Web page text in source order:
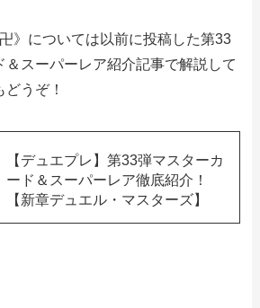
》については以前に投稿した第33
＆スーパーレア紹介記事で解説して
うぞ！
【デュエプレ】第33弾マスターカ
ード＆スーパーレア徹底紹介！
【新章デュエル・マスターズ】